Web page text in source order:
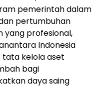
pemerintah dalam
pertumbuhan
yang profesional,
Indonesia
kelola aset
bagi
daya saing